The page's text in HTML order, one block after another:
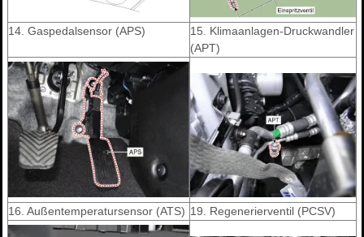
14. Gaspedalsensor (APS)
15. Klimaanlagen-Druckwandler
(APT)
16. Außentemperatursensor (ATS) 19. Regenerierventil (PCSV)